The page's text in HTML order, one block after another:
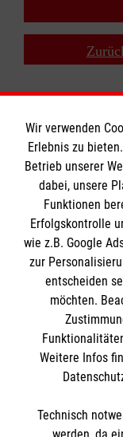
Impressum
Datenschutz
Kontakt
Die
Malteser in
Sharepoint
Bank: Pax-
Wir verwenden
Erlebnis zu
Betrieb unserer
dabei, unsere
Funktionen
Erfolgskontrolle
wie z.B. Google
zur
entscheiden
möchten.
Weitere Infos
Technisch